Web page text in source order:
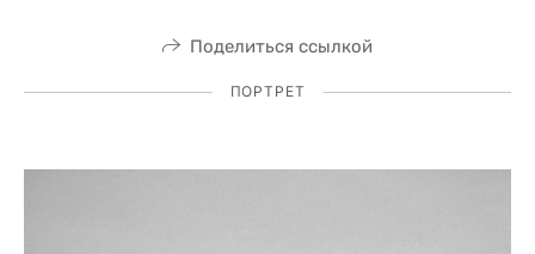
Поделиться ссылкой
ПОРТРЕТ